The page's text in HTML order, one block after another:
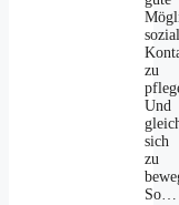
zu
Und
sich
zu
So…